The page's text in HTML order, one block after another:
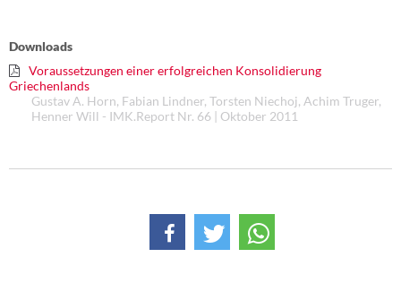
Kontakt
Downloads
Voraussetzungen einer erfolgreichen Konsolidierung
Griechenlands
Gustav A. Horn, Fabian Lindner, Torsten Niechoj, Achim Truger,
Henner Will - IMK.Report Nr. 66 | Oktober 2011